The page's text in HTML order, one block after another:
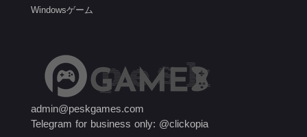
Windowsゲーム
admin@peskgames.com
Telegram for business only: @clickopia